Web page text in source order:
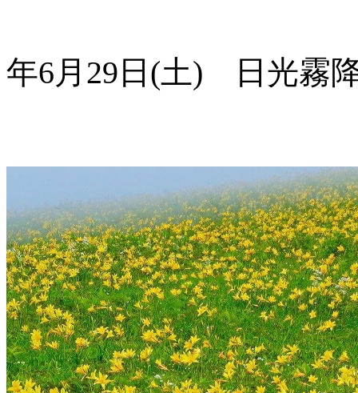
年6月29日(土) 日光霧